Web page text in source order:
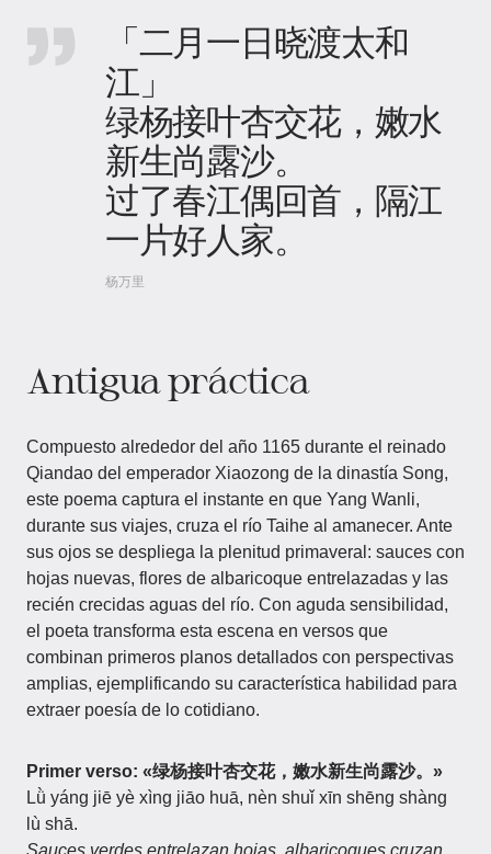
「二月一日晓渡太和
江」
绿杨接叶杏交花，嫩水
新生尚露沙。
过了春江偶回首，隔江
一片好人家。
杨万里
Antigua práctica
Compuesto alrededor del año 1165 durante el reinado
Qiandao del emperador Xiaozong de la dinastía Song,
este poema captura el instante en que Yang Wanli,
durante sus viajes, cruza el río Taihe al amanecer. Ante
sus ojos se despliega la plenitud primaveral: sauces con
hojas nuevas, flores de albaricoque entrelazadas y las
recién crecidas aguas del río. Con aguda sensibilidad,
el poeta transforma esta escena en versos que
combinan primeros planos detallados con perspectivas
amplias, ejemplificando su característica habilidad para
extraer poesía de lo cotidiano.
Primer verso: «绿杨接叶杏交花，嫩水新生尚露沙。»
Lǜ yáng jiē yè xìng jiāo huā, nèn shuǐ xīn shēng shàng
lù shā.
Sauces verdes entrelazan hojas, albaricoques cruzan